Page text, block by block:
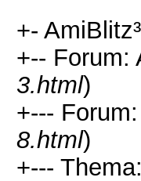
+-
+-- Forum:
3.html)
+---
8.html)
+---